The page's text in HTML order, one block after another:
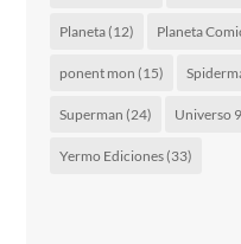
Planeta(12) Planeta
ponent mon (15)
Superman (24) Universo 9
Yermo Ediciones(33)